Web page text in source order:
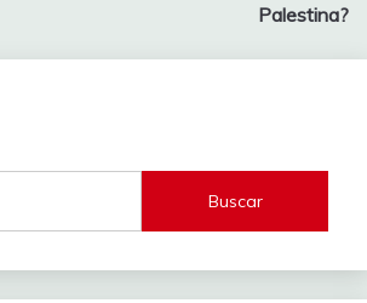
Palestina?